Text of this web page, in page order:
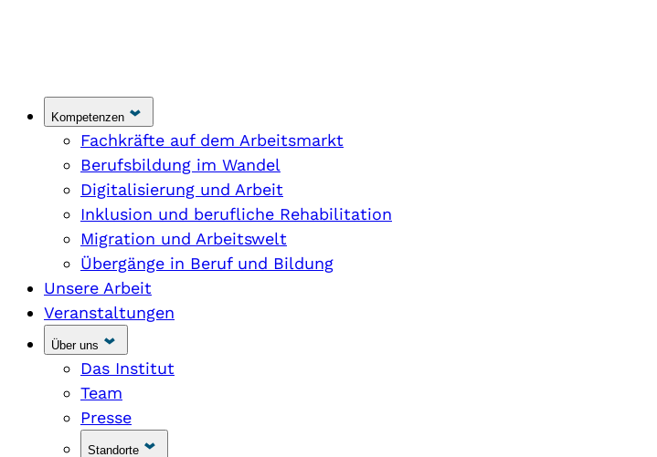
Kompetenzen
Fachkräfte auf dem Arbeitsmarkt
Berufsbildung im Wandel
Digitalisierung und Arbeit
Inklusion und berufliche Rehabilitation
Migration und Arbeitswelt
Übergänge in Beruf und Bildung
Unsere Arbeit
Veranstaltungen
Über uns
Das Institut
Team
Presse
Standorte